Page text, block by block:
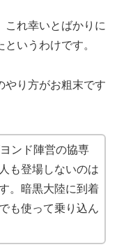
これ幸いとばかりに
いうわけです。
り方がお粗末です
ンド陣営の協専
も登場しないのは
。暗黒大陸に到着
も使って乗り込ん